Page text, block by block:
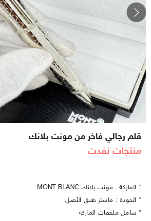
قلم رجالي فاخر من مونت بلانك
منتجات نفدت
* الماركة : مونت بلانك MONT BLANC
* الجودة : ماستر طبق الأصل
* شامل ملحقات الماركة